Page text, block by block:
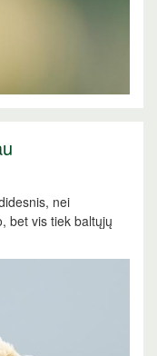
nei
bet vis tiek baltųjų